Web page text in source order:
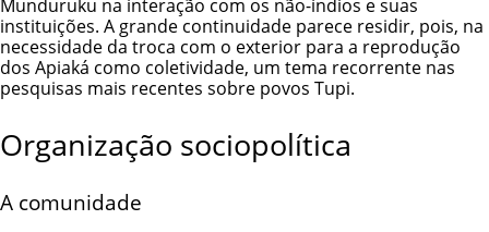
Munduruku na interação com os não-índios e suas
instituições. A grande continuidade parece residir, pois, na
necessidade da troca com o exterior para a reprodução
dos Apiaká como coletividade, um tema recorrente nas
pesquisas mais recentes sobre povos Tupi.
Organização sociopolítica
A comunidade